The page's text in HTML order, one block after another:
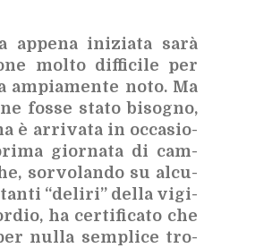
ap­pe­na ini­zia­ta sarà
mol­to dif­fi­ci­le per
am­pia­men­te noto. Ma
fos­se sta­to bi­so­gno,
è ar­ri­va­ta in oc­ca­sio­
gior­na­ta di cam­
sor­vo­lan­do su al­cu­
“de­li­ri” del­la vi­gi­
ha cer­ti­fi­ca­to che
nul­la sem­pli­ce tro­